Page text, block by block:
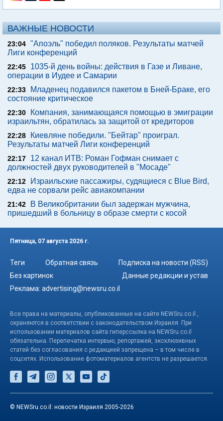
ВАЖНЫЕ НОВОСТИ
23:04 "Апоэль" победил поляков. Результаты матчей
Лиги конференций
22:45
1035-й день войны: действия в Газе и Ливане,
операции в Иудее и Самарии
22:33
Младенец подавился пакетом в Бней-Браке, его
состояние критическое
22:30
Компания, занимающаяся помощью в эмиграции
израильтян, обратилась за защитой от кредиторов
22:28
Киевляне победили. "Бейтар" проиграл.
Результаты матчей Лиги конференций
22:17
12 канал ИТВ: Роман Гофман снимает с
должностей двух руководителей в "Мосаде"
22:12
Израильские пассажиры, судящиеся с Blue Bird,
едва не сорвали рейс авиакомпании
21:42
В Великобритании был задержан мужчина,
пришедший в больницу в образе смерти с косой
Пятница, 07 августа 2026 г.
Теги Обратная связь
Подписка на новости (RSS)
Без картинок
Данные редакции и устав
Реклама: advertising@newsru.co.il
Все права на материалы, опубликованные на сайте NEWSru.co.il ,
охраняются в соответствии с законодательством Израиля. При
использовании материалов сайта гиперссылка на NEWSru.co.il
обязательна. Перепечатка интервью, репортажей, эксклюзивных
статей без согласования с редакцией запрещена – в том числе в
соцсетях. Использование фотоматериалов агентств не разрешается.
© NEWSru.co.il: новости Израиля 2005-2026